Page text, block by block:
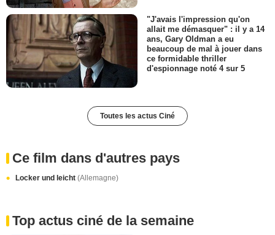
"J'avais l'impression qu'on
allait me démasquer" : il y a 14
ans, Gary Oldman a eu
beaucoup de mal à jouer dans
ce formidable thriller
d'espionnage noté 4 sur 5
Toutes les actus Ciné
Ce film dans d'autres pays
Locker und leicht (Allemagne)
Top actus ciné de la semaine